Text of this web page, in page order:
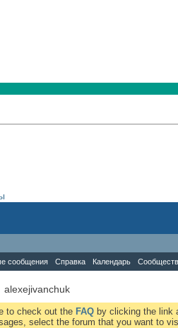
сообщения Справка Календарь
alexejivanchuk
to check out the FAQ by clicking the link
select the forum that you want to